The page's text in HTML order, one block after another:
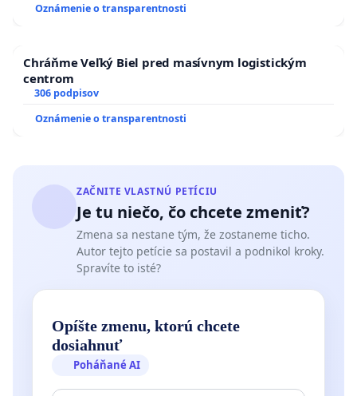
Oznámenie o transparentnosti
Chráňme Veľký Biel pred masívnym logistickým
centrom
306 podpisov
Oznámenie o transparentnosti
ZAČNITE VLASTNÚ PETÍCIU
Je tu niečo, čo chcete zmeniť?
Zmena sa nestane tým, že zostaneme ticho.
Autor tejto petície sa postavil a podnikol kroky.
Spravíte to isté?
Opíšte zmenu, ktorú chcete
dosiahnuť
Poháňané AI